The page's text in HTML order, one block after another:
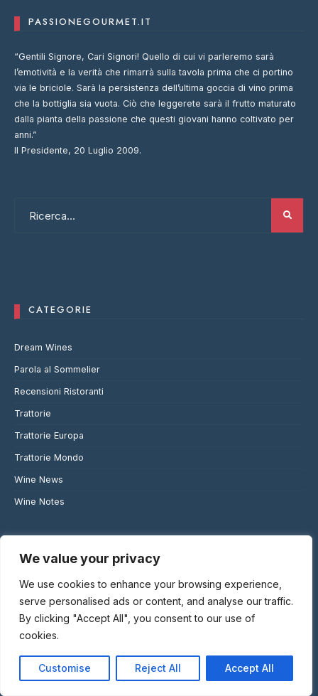
We value your privacy
We use cookies to enhance your browsing experience,
serve personalised ads or content, and analyse our traffic.
By clicking "Accept All", you consent to our use of
cookies.
Customise Reject All Accept All
PASSIONEGOURMET.IT
“Gentili Signore, Cari Signori! Quello di cui vi parleremo sarà
l’emotività e la verità che rimarrà sulla tavola prima che ci portino
via le briciole. Sarà la persistenza dell’ultima goccia di vino prima
che la bottiglia sia vuota. Ciò che leggerete sarà il frutto maturato
dalla pianta della passione che questi giovani hanno coltivato per
anni.”
Il Presidente, 20 Luglio 2009.
CATEGORIE
Dream Wines
Parola al Sommelier
Recensioni Ristoranti
Trattorie
Trattorie Europa
Trattorie Mondo
Wine News
Wine Notes
Nomenomen su
L’Ardito di Baracchi, una passeggiata nel bosco,
Alessandro Brenta
Business lunch per incontri di lavoro a